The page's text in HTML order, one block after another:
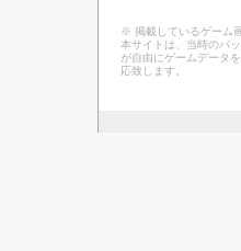
※ 掲載しているゲーム
本サイトは、当時のパ
が自由にゲームデータ
応致します。